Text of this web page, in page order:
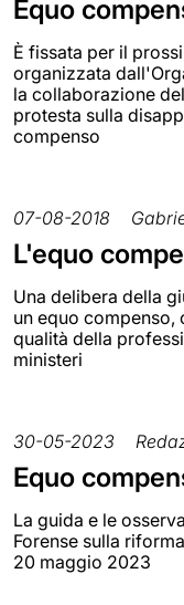
Equo
È fissata per il
organizzata
la collaborazione
protesta sulla
compenso
07-08-2018
L'equo
Una delibera della
un equo compenso,
qualità della
ministeri
30-05-2023
Equo
La guida e le
Forense sulla
20 maggio 2023